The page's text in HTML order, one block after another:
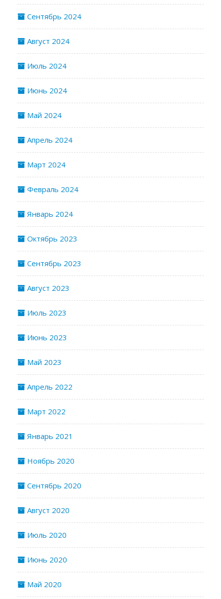
Сентябрь 2024
Август 2024
Июль 2024
Июнь 2024
Май 2024
Апрель 2024
Март 2024
Февраль 2024
Январь 2024
Октябрь 2023
Сентябрь 2023
Август 2023
Июль 2023
Июнь 2023
Май 2023
Апрель 2022
Март 2022
Январь 2021
Ноябрь 2020
Сентябрь 2020
Август 2020
Июль 2020
Июнь 2020
Май 2020